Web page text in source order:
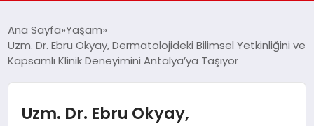
ADANA
Ana Sayfa Yaşam
Uzm. Dr. Ebru Okyay, Dermatolojideki Bilimsel Yetkinliğini ve
Kapsamlı Klinik Deneyimini Antalya’ya Taşıyor
Uzm. Dr. Ebru Okyay,